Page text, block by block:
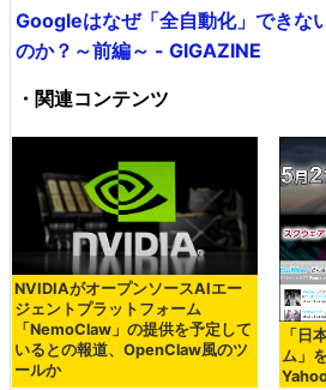
Googleはなぜ「全自動化」できな
のか？～前編～ - GIGAZINE
・関連コンテンツ
NVIDIAがオープンソースAIエー
ジェントプラットフォーム
「NemoClaw」の提供を予定して
いるとの報道、OpenClaw風のツ
ールか
「日
ム」